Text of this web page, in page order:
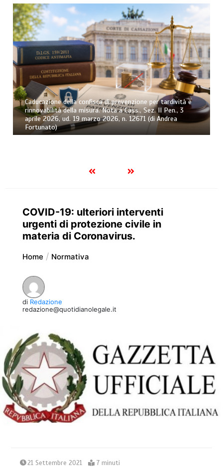
Caducazione della confisca di prevenzione per tardività e
rinnovabilità della misura. Nota a Cass., Sez. II Pen., 3
aprile 2026, ud. 19 marzo 2026, n. 12671 (di Andrea
Fortunato)
COVID-19: ulteriori interventi
urgenti di protezione civile in
materia di Coronavirus.
Home Normativa
di Redazione
redazione@quotidianolegale.it
21 Settembre 2021 7 minuti